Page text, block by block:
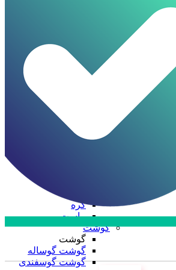
ظروف یکبار مصرف
ظروف یکبار مصرف
درب ظروف
ظرف پلاستیکی
قاشق، چنگال، کارد
کیسه فریزر
کره
ماست
گوشت
گوشت
گوشت گوساله
گوشت گوسفندی